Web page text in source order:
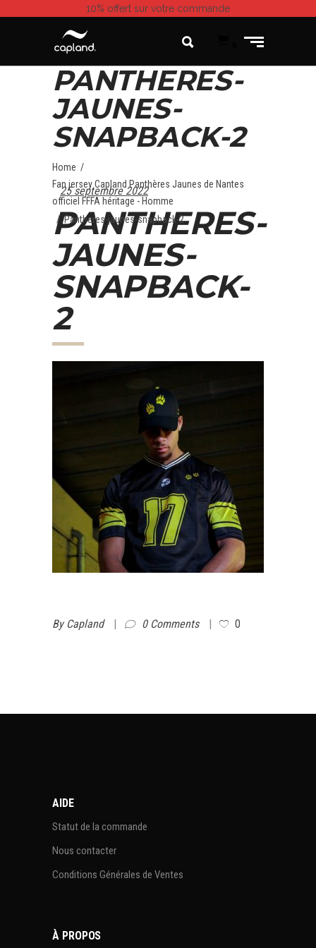
10% offert sur votre commande
PANTHERES-
JAUNES-
SNAPBACK-2
Home /
Fan jersey Capland Panthères Jaunes de Nantes
officiel FFFA héritage - Homme
/Pantheres-jaunes-snapback-2
25 septembre 2022
PANTHERES-
JAUNES-
SNAPBACK-
2
By Capland 0 Comments 0
AIDE
Statut de la commande
Nous contacter
Conditions Générales de Ventes
À PROPOS